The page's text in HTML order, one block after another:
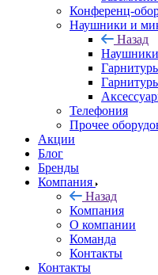
Конференц-
Наушники и
Назад
Телефония
Прочее
Акции
Блог
Бренды
Компания
Назад
Компания
О компании
Команда
Контакты
Контакты